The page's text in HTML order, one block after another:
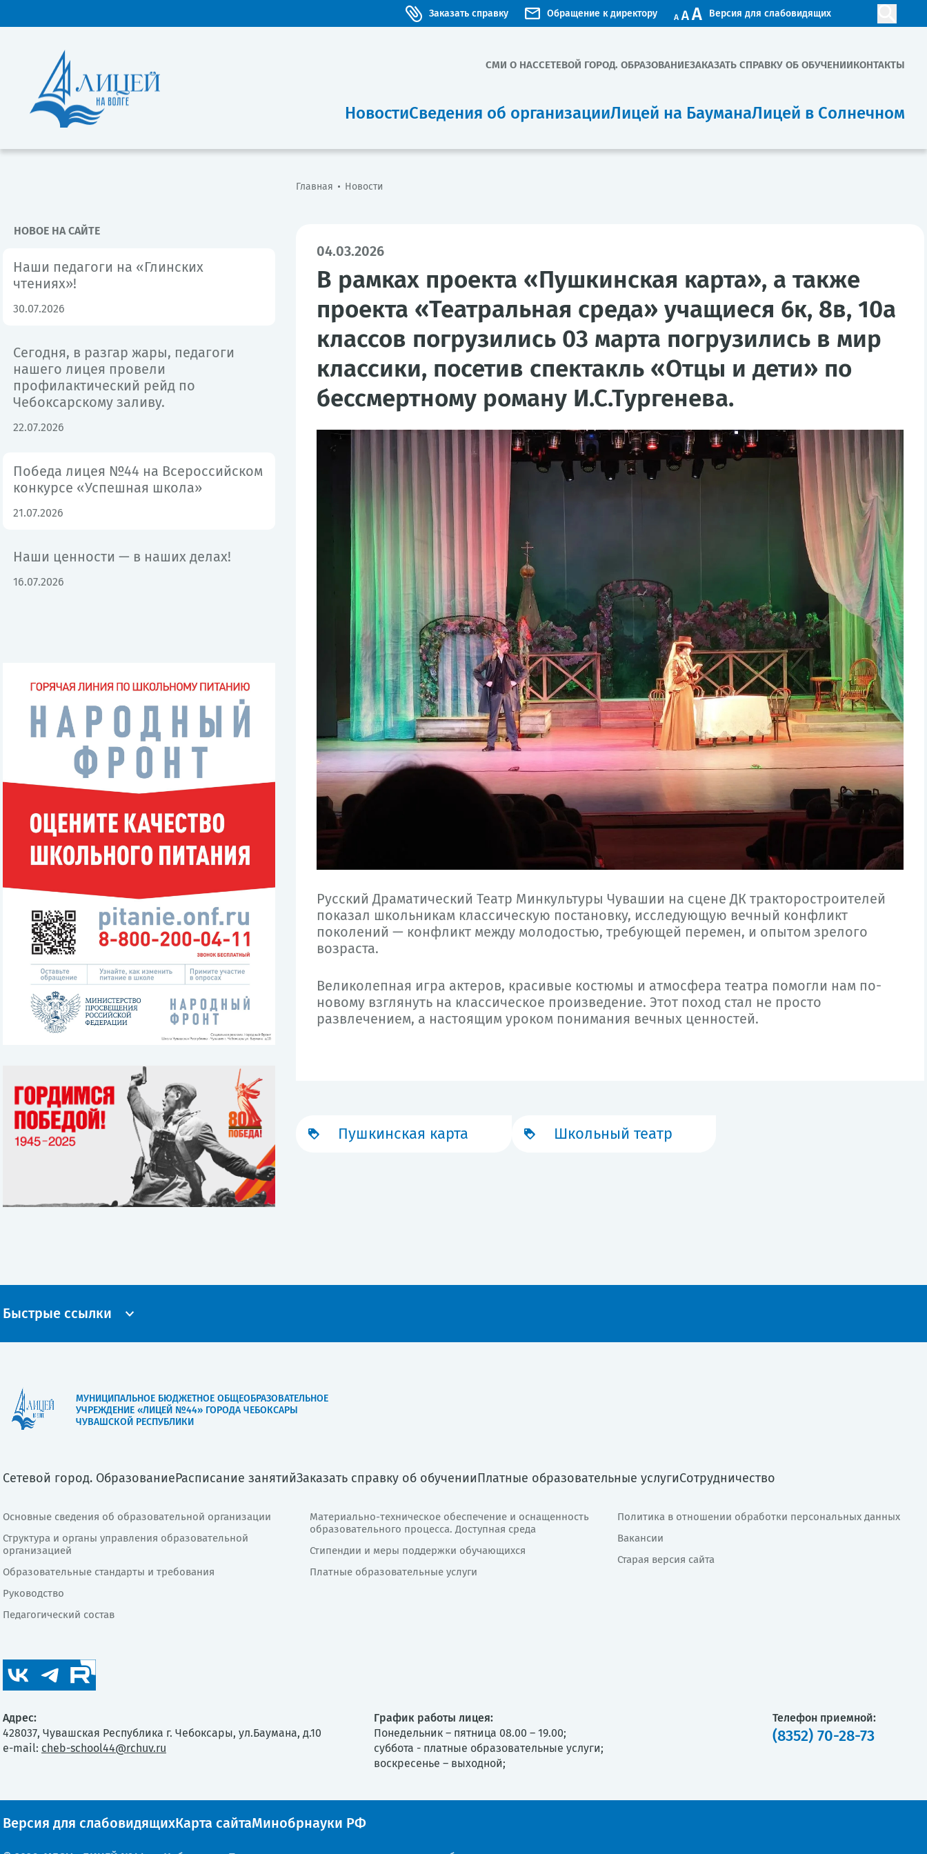
Заказать справку Обращение к директору Версия для слабовидящих
СМИ О НАССЕТЕВОЙ ГОРОД. ОБРАЗОВАНИЕЗАКАЗАТЬ СПРАВКУ ОБ ОБУЧЕНИИКОНТАКТЫ
НовостиСведения об организацииЛицей на БауманаЛицей в Солнечном
Главная Новости
НОВОЕ НА САЙТЕ
Наши педагоги на «Глинских
чтениях»!
30.07.2026
Сегодня, в разгар жары, педагоги
нашего лицея провели
профилактический рейд по
Чебоксарскому заливу.
22.07.2026
Победа лицея №44 на Всероссийском
конкурсе «Успешная школа»
21.07.2026
Наши ценности — в наших делах!
16.07.2026
04.03.2026
В рамках проекта «Пушкинская карта», а также
проекта «Театральная среда» учащиеся 6к, 8в, 10а
классов погрузились 03 марта погрузились в мир
классики, посетив спектакль «Отцы и дети» по
бессмертному роману И.С.Тургенева.
Русский Драматический Театр Минкультуры Чувашии на сценеДК тракторостроителей
показал школьникам классическую постановку, исследующую вечный конфликт
поколений — конфликт между молодостью, требующей перемен, и опытом зрелого
возраста.
Великолепная игра актеров, красивые костюмы и атмосфера театра помогли нам по-
новому взглянуть на классическое произведение. Этот поход стал не просто
развлечением, а настоящим уроком понимания вечных ценностей.
Пушкинская карта Школьный театр
Быстрые ссылки
МУНИЦИПАЛЬНОЕ БЮДЖЕТНОЕ ОБЩЕОБРАЗОВАТЕЛЬНОЕ
УЧРЕЖДЕНИЕ «ЛИЦЕЙ №44» ГОРОДА ЧЕБОКСАРЫ
ЧУВАШСКОЙ РЕСПУБЛИКИ
Сетевой город. ОбразованиеРасписание занятийЗаказать справку об обученииПлатные образовательные услугиСотрудничество
Основные сведения об образовательной организации
Структура и органы управления образовательной
организацией
Образовательные стандарты и требования
Руководство
Педагогический состав
Материально-техническое обеспечение и оснащенность
образовательного процесса. Доступная среда
Стипендии и меры поддержки обучающихся
Платные образовательные услуги
Политика в отношении обработки персональных данных
Вакансии
Старая версия сайта
Адрес:
428037, Чувашская Республика г. Чебоксары, ул.Баумана, д.10
e-mail: cheb-school44@rchuv.ru
График работы лицея:
Понедельник – пятница 08.00 – 19.00;
суббота - платные образовательные услуги;
воскресенье – выходной;
Телефон приемной:
(8352) 70-28-73
Версия для слабовидящихКарта сайтаМинобрнауки РФ